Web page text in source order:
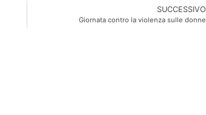
SUCCESSIVO
Giornata contro la violenza sulle donne